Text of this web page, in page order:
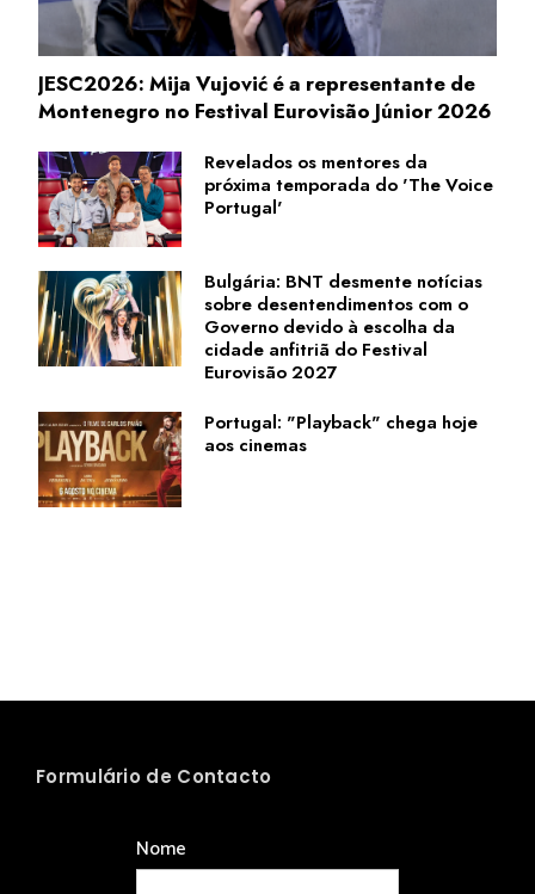
JESC2026: Mija Vujović é a representante de
Montenegro no Festival Eurovisão Júnior 2026
Revelados os mentores da
próxima temporada do 'The Voice
Portugal'
Bulgária: BNT desmente notícias
sobre desentendimentos com o
Governo devido à escolha da
cidade anfitriã do Festival
Eurovisão 2027
Portugal: "Playback" chega hoje
aos cinemas
Formulário de Contacto
Nome